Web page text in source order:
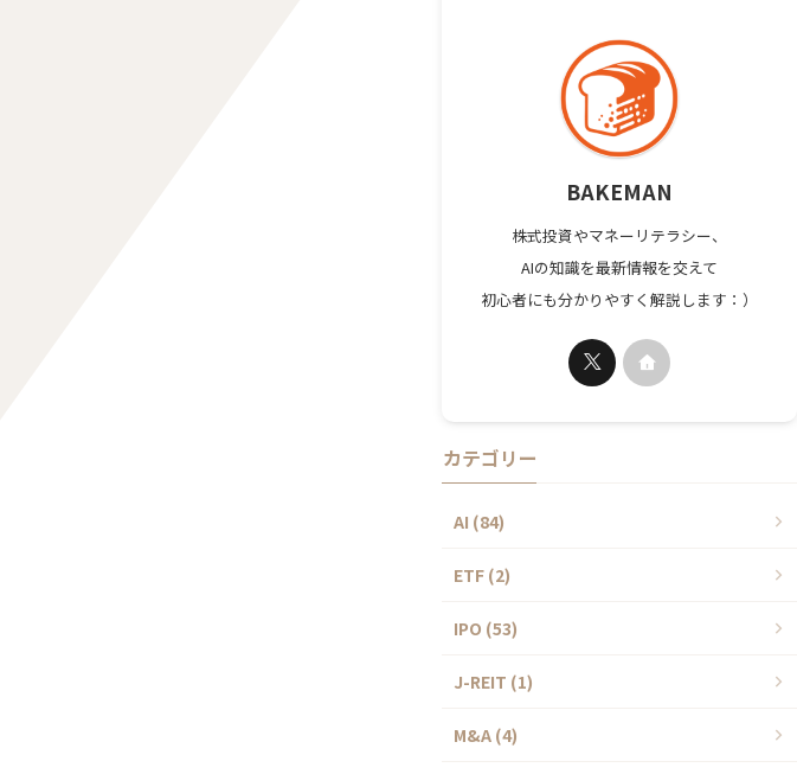
BAKEMAN
株式投資やマネーリテラシー、
AIの知識を最新情報を交えて
初心者にも分かりやすく解説します：）
カテゴリー
AI (84)
ETF (2)
IPO (53)
J-REIT (1)
M&A (4)